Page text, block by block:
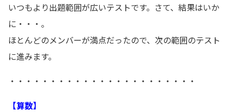
いつもより出題範囲が広いテストです。さて、結果はいか
に・・・。
ほとんどのメンバーが満点だったので、次の範囲のテスト
に進みます。
・・・・・・・・・・・・・・・・・・・・・・・
【算数】